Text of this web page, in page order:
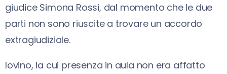
giudice Simona Rossi, dal momento che le due
parti non sono riuscite a trovare un accordo
extragiudiziale.
Iovino, la cui presenza in aula non era affatto